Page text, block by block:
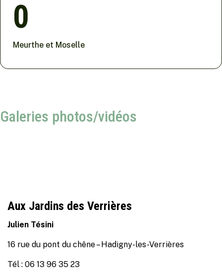
0
Meurthe et Moselle
Galeries photos/vidéos
Aux Jardins des Verrières
Julien Tésini
16 rue du pont du chêne – Hadigny-les-Verrières
Tél : 06 13 96 35 23